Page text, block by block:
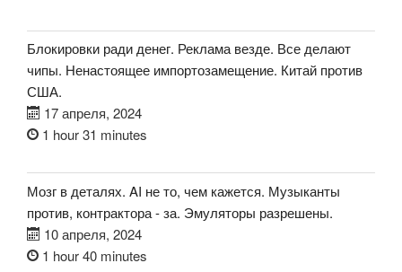
Блокировки ради денег. Реклама везде. Все делают
чипы. Ненастоящее импортозамещение. Китай против
США.
17 апреля, 2024
1 hour 31 minutes
Мозг в деталях. AI не то, чем кажется. Музыканты
против, контрактора - за. Эмуляторы разрешены.
10 апреля, 2024
1 hour 40 minutes